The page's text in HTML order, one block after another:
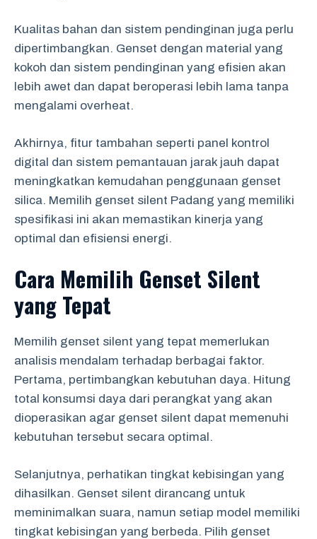
Kualitas bahan dan sistem pendinginan juga perlu
dipertimbangkan. Genset dengan material yang
kokoh dan sistem pendinginan yang efisien akan
lebih awet dan dapat beroperasi lebih lama tanpa
mengalami overheat.
Akhirnya, fitur tambahan seperti panel kontrol
digital dan sistem pemantauan jarak jauh dapat
meningkatkan kemudahan penggunaan genset
silica. Memilih genset silent Padang yang memiliki
spesifikasi ini akan memastikan kinerja yang
optimal dan efisiensi energi.
Cara Memilih Genset Silent
yang Tepat
Memilih genset silent yang tepat memerlukan
analisis mendalam terhadap berbagai faktor.
Pertama, pertimbangkan kebutuhan daya. Hitung
total konsumsi daya dari perangkat yang akan
dioperasikan agar genset silent dapat memenuhi
kebutuhan tersebut secara optimal.
Selanjutnya, perhatikan tingkat kebisingan yang
dihasilkan. Genset silent dirancang untuk
meminimalkan suara, namun setiap model memiliki
tingkat kebisingan yang berbeda. Pilih genset